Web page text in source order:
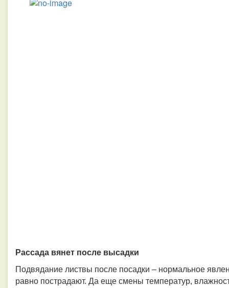
Рассада вянет после высадки
Подвядание листвы после посадки – нормальное
равно пострадают. Да еще смены температур,